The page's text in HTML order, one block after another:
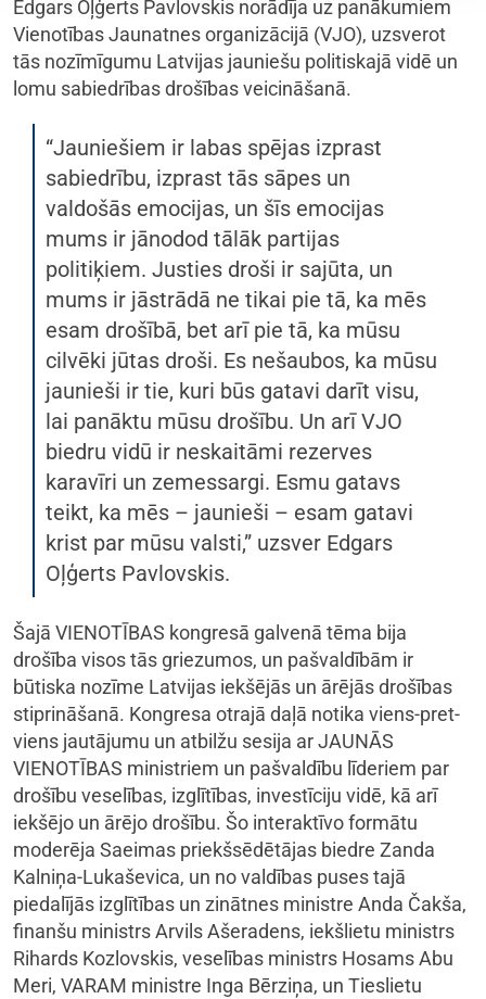
Edgars Oļģerts Pavlovskis norādīja uz panākumiem
Vienotības Jaunatnes organizācijā (VJO), uzsverot
tās nozīmīgumu Latvijas jauniešu politiskajā vidē un
lomu sabiedrības drošības veicināšanā.
“Jauniešiem ir labas spējas izprast
sabiedrību, izprast tās sāpes un
valdošās emocijas, un šīs emocijas
mums ir jānodod tālāk partijas
politiķiem. Justies droši ir sajūta, un
mums ir jāstrādā ne tikai pie tā, ka mēs
esam drošībā, bet arī pie tā, ka mūsu
cilvēki jūtas droši. Es nešaubos, ka mūsu
jaunieši ir tie, kuri būs gatavi darīt visu,
lai panāktu mūsu drošību. Un arī VJO
biedru vidū ir neskaitāmi rezerves
karavīri un zemessargi. Esmu gatavs
teikt, ka mēs – jaunieši – esam gatavi
krist par mūsu valsti,” uzsver Edgars
Oļģerts Pavlovskis.
Šajā VIENOTĪBAS kongresā galvenā tēma bija
drošība visos tās griezumos, un pašvaldībām ir
būtiska nozīme Latvijas iekšējās un ārējās drošības
stiprināšanā. Kongresa otrajā daļā notika viens-pret-
viens jautājumu un atbilžu sesija ar JAUNĀS
VIENOTĪBAS ministriem un pašvaldību līderiem par
drošību veselības, izglītības, investīciju vidē, kā arī
iekšējo un ārējo drošību. Šo interaktīvo formātu
moderēja Saeimas priekšsēdētājas biedre Zanda
Kalniņa-Lukaševica, un no valdības puses tajā
piedalījās izglītības un zinātnes ministre Anda Čakša,
finanšu ministrs Arvils Ašeradens, iekšlietu ministrs
Rihards Kozlovskis, veselības ministrs Hosams Abu
Meri, VARAM ministre Inga Bērziņa, un Tieslietu